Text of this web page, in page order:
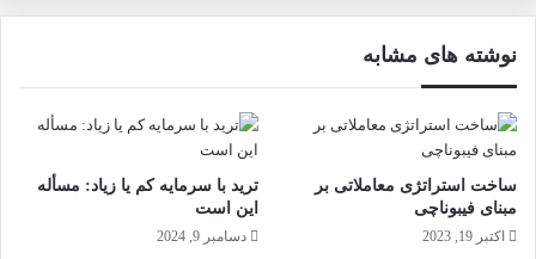
نوشته های مشابه
ساخت استراتژی معاملاتی بر
مبنای فیبوناچی
اکتبر 19, 2023
ترید با سرمایه کم یا زیاد: مسأله
این است
دسامبر 9, 2024